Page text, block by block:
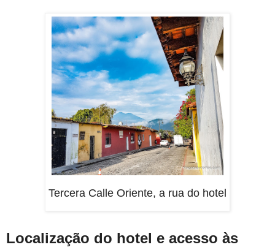
Tercera Calle Oriente, a rua do hotel
Localização do hotel e acesso às